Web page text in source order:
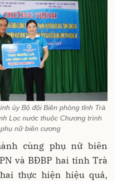
ủy Bộ đội Biên phòng tỉnh Trà
Lọc nước thuộc Chương trình
nữ biên cương
cùng phụ nữ biên
và BĐBP hai tỉnh Trà
thực hiện hiệu quả,